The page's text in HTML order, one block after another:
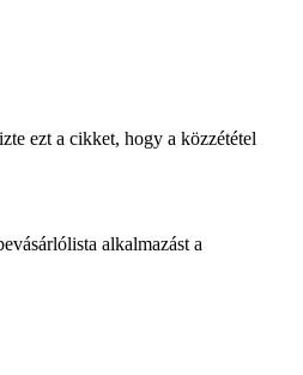
ezt a cikket, hogy a közzététel
alkalmazást a